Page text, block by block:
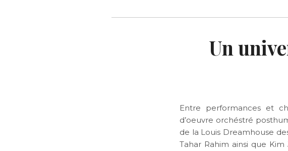
Un
Entre performances et
d’oeuvre orchéstré
de la Louis Dreamhouse
Tahar Rahim ainsi que